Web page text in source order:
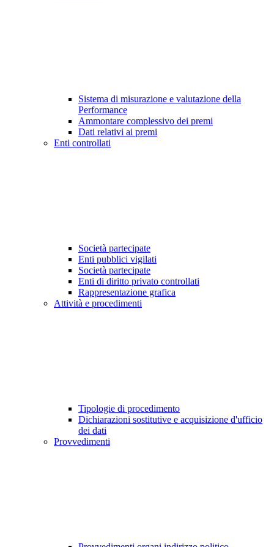
Sistema di misurazione e valutazione della
Performance
Ammontare complessivo dei premi
Dati relativi ai premi
Enti controllati
Società partecipate
Enti pubblici vigilati
Società partecipate
Enti di diritto privato controllati
Rappresentazione grafica
Attività e procedimenti
Tipologie di procedimento
Dichiarazioni sostitutive e acquisizione d'ufficio
dei dati
Provvedimenti